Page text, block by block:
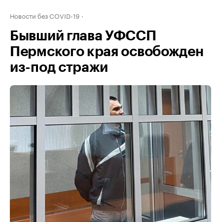
Новости без COVID-19
Бывший глава УФССП
Пермского края освобожден
из-под стражи